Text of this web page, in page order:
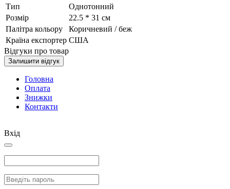
Тип
Однотонний
Розмір
22.5 * 31 см
Палітра кольору
Коричневий / беж
Країна експортер США
Відгуки про товар
Залишити відгук
Головна
Оплата
Знижки
Контакти
Вхід